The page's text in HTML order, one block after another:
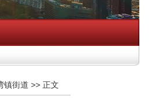
镇街道 >> 正文